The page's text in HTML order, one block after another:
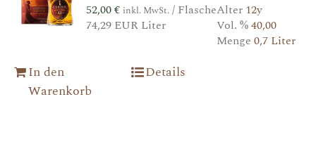
52,00€ inkl. MwSt./ Flasche
74,29 EUR Liter
Alter 12y
Vol. %40,00
Menge 0,7 Liter
In den
Warenkorb
Details